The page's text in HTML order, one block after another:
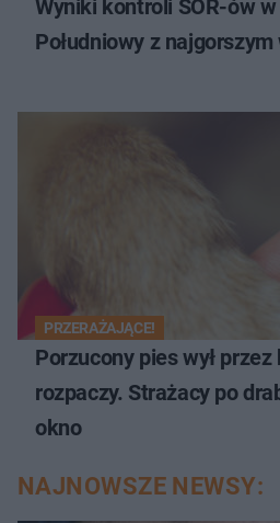
Wyniki kontroli SOR-ów w
Południowy z
PRZERAŻAJĄCE!
Porzucony pies wył
rozpaczy. Strażacy po
okno
NAJNOWSZE NEWSY: